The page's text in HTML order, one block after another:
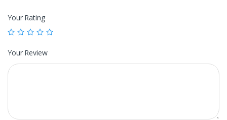
Your Rating
Your Review